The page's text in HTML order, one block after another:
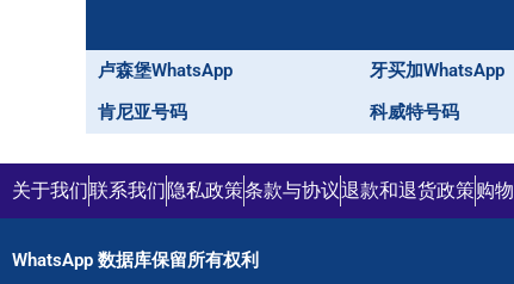
卢森堡WhatsApp
肯尼亚号码
牙买加WhatsApp
科威特号码
关于我们联系我们隐私政策条款与协议退款和退货政策购物
WhatsApp 数据库保留所有权利